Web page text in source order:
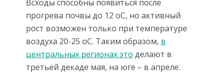
Всходы способны появиться после
прогрева почвы до 12 оС, но активный
рост возможен только при температуре
воздуха 20-25 оС. Таким образом, в
центральных регионах это делают в
третьей декаде мая, на юге – в апреле.